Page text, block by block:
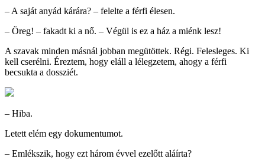
– A saját anyád kárára? – felelte a férfi élesen.
– Öreg! – fakadt ki a nő. – Végül is ez a ház a miénk lesz!
A szavak minden másnál jobban megütöttek. Régi. Felesleges. Ki
kell cserélni. Éreztem, hogy eláll a lélegzetem, ahogy a férfi
becsukta a dossziét.
– Hiba.
Letett elém egy dokumentumot.
– Emlékszik, hogy ezt három évvel ezelőtt aláírta?